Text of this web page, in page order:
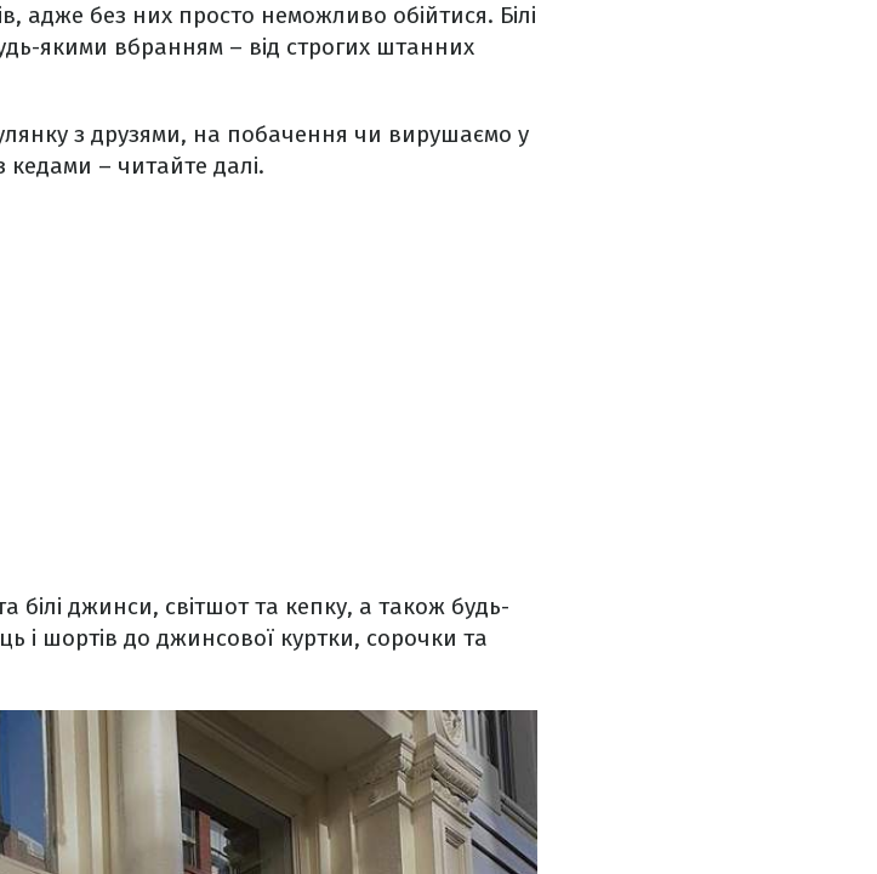
адже без них просто неможливо обійтися. Білі
якими вбранням – від строгих штанних
з друзями, на побачення чи вирушаємо у
кедами – читайте далі.
білі джинси, світшот та кепку, а також будь-
і шортів до джинсової куртки, сорочки та